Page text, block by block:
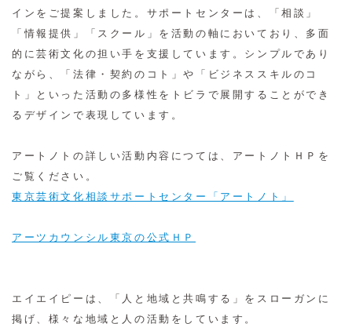
インをご提案しました。サポートセンターは、「相談」
「情報提供」「スクール」を活動の軸においており、多面
的に芸術文化の担い手を支援しています。シンプルであり
ながら、「法律・契約のコト」や「ビジネススキルのコ
ト」といった活動の多様性をトビラで展開することができ
るデザインで表現しています。
アートノトの詳しい活動内容につては、アートノトＨＰを
ご覧ください。
東京芸術文化相談サポートセンター「アートノト」
アーツカウンシル東京の公式ＨＰ
エイエイピーは、「人と地域と共鳴する」をスローガンに
掲げ、様々な地域と人の活動をしています。